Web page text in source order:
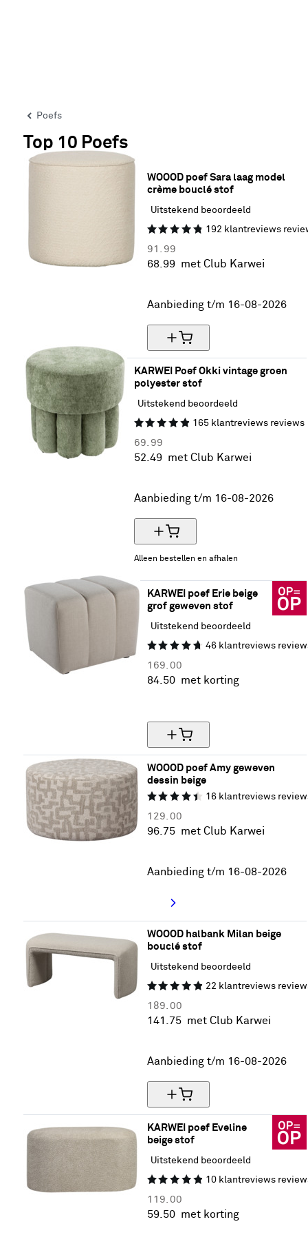
Poefs
Top 10 Poefs
WOOOD poef Sara laag model
crème bouclé stof
Uitstekend beoordeeld
192 klantreviews
91. 99
68. 99 met Club Karwei
Aanbieding t/m 16-08-2026
KARWEI Poef Okki vintage groen
polyester stof
Uitstekend beoordeeld
165 klantreviews reviews
69. 99
52. 49 met Club Karwei
Aanbieding t/m 16-08-2026
Alleen bestellen en afhalen
KARWEI poef Erie beige
grof geweven stof
Uitstekend beoordeeld
46 klantreviews
169. 00
84. 50 met korting
WOOOD poef Amy geweven
dessin beige
16 klantreviews
129. 00
96. 75 met Club Karwei
Aanbieding t/m 16-08-2026
WOOOD halbank Milan beige
bouclé stof
Uitstekend beoordeeld
22 klantreviews
189. 00
141. 75 met Club Karwei
Aanbieding t/m 16-08-2026
KARWEI poef Eveline
beige stof
Uitstekend beoordeeld
10 klantreviews
119. 00
59. 50 met korting